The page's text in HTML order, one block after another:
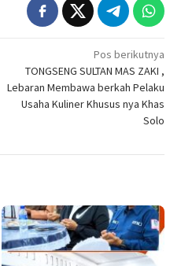
Pos berikutnya
TONGSENG SULTAN MAS ZAKI ,
Lebaran Membawa berkah Pelaku
Usaha Kuliner Khusus nya Khas
Solo